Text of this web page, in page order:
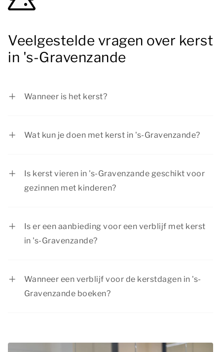
Veelgestelde vragen over kerst
in 's-Gravenzande
Wanneer is het kerst?
Wat kun je doen met kerst in 's-Gravenzande?
Is kerst vieren in 's-Gravenzande geschikt voor
gezinnen met kinderen?
Is er een aanbieding voor een verblijf met kerst
in 's-Gravenzande?
Wanneer een verblijf voor de kerstdagen in 's-
Gravenzande boeken?
's-Gravenzande op tijd te boeken, zodat je zeker